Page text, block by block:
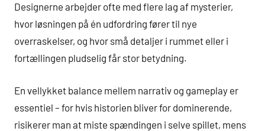
Designerne arbejder ofte med flere lag af mysterier,
hvor løsningen på én udfordring fører til nye
overraskelser, og hvor små detaljer i rummet eller i
fortællingen pludselig får stor betydning.
En vellykket balance mellem narrativ og gameplay er
essentiel – for hvis historien bliver for dominerende,
risikerer man at miste spændingen i selve spillet, mens